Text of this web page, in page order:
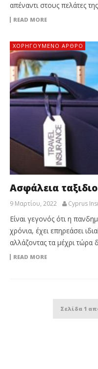
απέναντι στους πελάτες
READ MORE
ΧΟΡΗΓΟΎΜΕΝΟ ΆΡΘΡΟ
Ασφάλεια
9 Μαρτίου, 2022 Cyprus
Είναι γεγονός ότι η
χρόνια, έχει επηρεάσει
αλλάζοντας τα μέχρι τώρα
READ MORE
Σελίδα 1